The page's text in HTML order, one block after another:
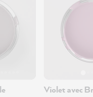
Violet avec